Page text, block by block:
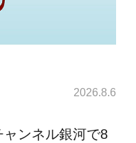
2026.8.6
ンネル銀河で8